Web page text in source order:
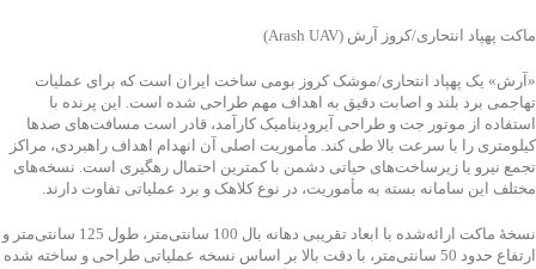
ماکت پهپاد انتحاری/کروز آرش (Arash UAV)
«آرش» یک پهپاد انتحاری/موشک کروز بومی ساخت ایران است که برای عملیات
تهاجمی برد بلند و اصابت دقیق به اهداف مهم طراحی شده است. این پرنده با
استفاده از موتور جت و طراحی آیرودینامیک کارآمد، قادر است مسافت‌های صدها
کیلومتری را با سرعت بالا طی کند. مأموریت اصلی آن انهدام اهداف راهبردی، مراکز
تجمع نیرو یا زیرساخت‌های حیاتی دشمن با کمترین احتمال رهگیری است. نسخه‌های
مختلف این سامانه بسته به مأموریت، در نوع کلاهک و برد عملیاتی تفاوت دارند.
نسخهٔ ماکت ارائه‌شده با ابعاد تقریبی دهانه بال 100 سانتی‌متر، طول 125 سانتی‌متر و
ارتفاع حدود 50 سانتی‌متر، با دقت بالا بر اساس نسخه عملیاتی طراحی و ساخته شده